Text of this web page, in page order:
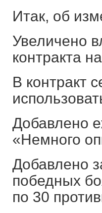
Итак, об
Увеличено
контракта
В контракт
Добавлено
«Немного
Добавлено
победных
по 30